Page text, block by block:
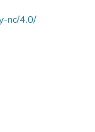
nc/4.0/